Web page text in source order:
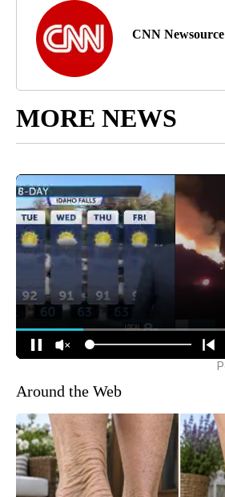
CNN Newsource
MORE NEWS
Around the Web